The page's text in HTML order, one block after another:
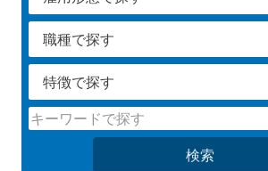
個人情報問い合わせ窓
株式会社日税サービス西日本
有料職業紹介事業許可（４０－ユ
２）
検索